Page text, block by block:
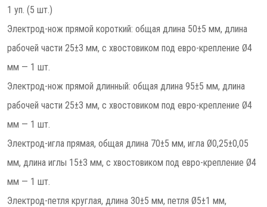
1 уп. (5 шт.)
Электрод-нож прямой короткий: общая длина 50±5 мм, длина
рабочей части 25±3 мм, c хвостовиком под евро-крепление Ø4
мм — 1 шт.
Электрод-нож прямой длинный: общая длина 95±5 мм, длина
рабочей части 25±3 мм, с хвостовиком под евро-крепление Ø4
мм — 1 шт.
Электрод-игла прямая, общая длина 70±5 мм, игла Ø0,25±0,05
мм, длина иглы 15±3 мм, с хвостовиком под евро-крепление Ø4
мм — 1 шт.
Электрод-петля круглая, длина 30±5 мм, петля Ø5±1 мм,